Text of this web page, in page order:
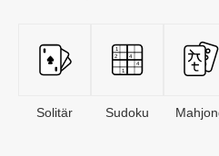
Solitär Sudoku